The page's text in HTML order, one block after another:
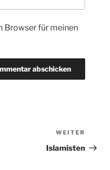
Browser für meinen
Beitrag
WEITER
Islamisten